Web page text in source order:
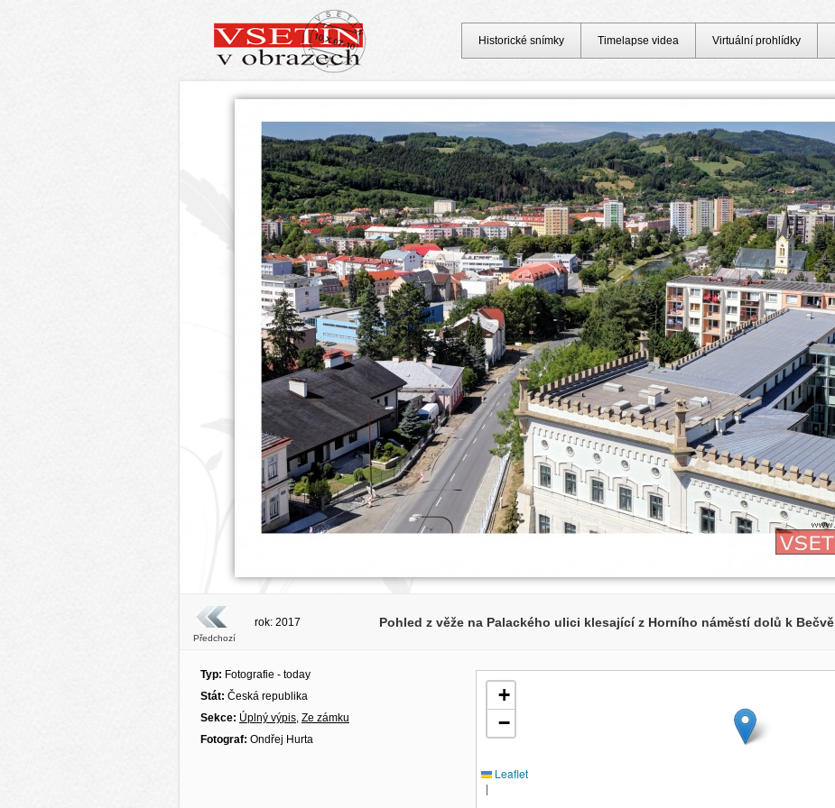
Předchozí
rok: 2017 Pohled z věže na Palackého ulici klesající z Horního náměstí dolů k Bečvě
Typ: Fotografie - today
Stát: Česká republika
Sekce: Úplný výpis, Ze zámku
Fotograf: Ondřej Hurta
+
−
Leaflet
|
Historické snímky Timelapse videa Virtuální prohlídky